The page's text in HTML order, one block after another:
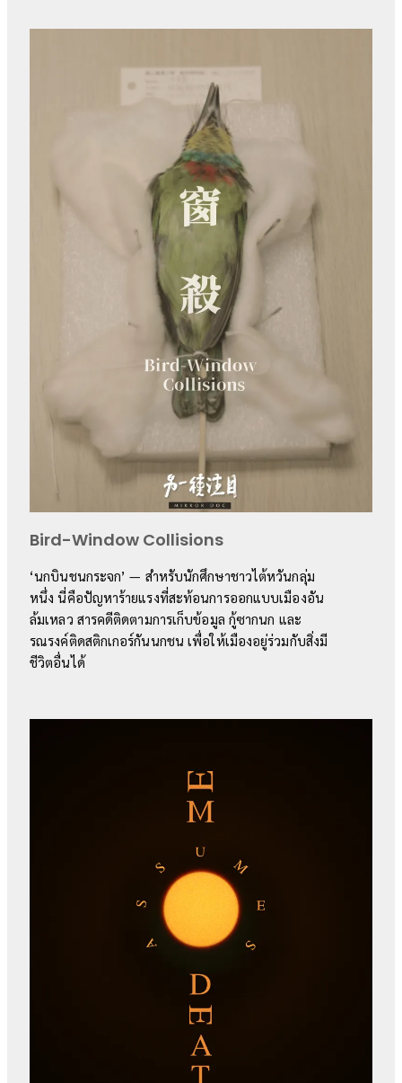
Bird-Window Collisions
‘นกบินชนกระจก’ — สำหรับนักศึกษาชาวไต้หวันกลุ่ม
หนึ่ง นี่คือปัญหาร้ายแรงที่สะท้อนการออกแบบเมืองอัน
ล้มเหลว สารคดีติดตามการเก็บข้อมูล กู้ซากนก และ
รณรงค์ติดสติกเกอร์กันนกชน เพื่อให้เมืองอยู่ร่วมกับสิ่งมี
ชีวิตอื่นได้